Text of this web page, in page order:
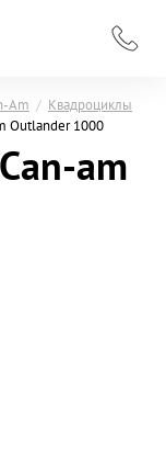
Am / Квадроциклы
Outlander 1000
am